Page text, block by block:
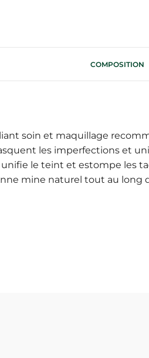
COMPOSITION
soin et maquillage
les imperfections et
le teint et estompe les
mine naturel tout au long